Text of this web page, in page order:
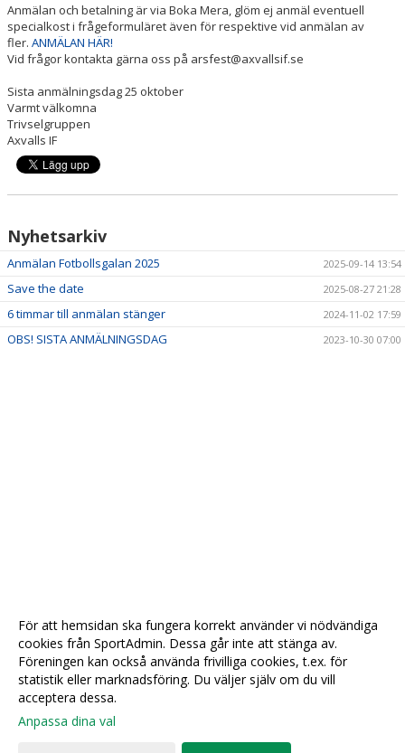
Anmälan och betalning är via Boka Mera, glöm ej anmäl eventuell
specialkost i frågeformuläret även för respektive vid anmälan av
fler. ANMÄLAN HÄR!
Vid frågor kontakta gärna oss på arsfest@axvallsif.se
Sista anmälningsdag 25 oktober
Varmt välkomna
Trivselgruppen
Axvalls IF
Nyhetsarkiv
Anmälan Fotbollsgalan 2025 2025-09-14 13:54
Save the date 2025-08-27 21:28
6 timmar till anmälan stänger 2024-11-02 17:59
OBS! SISTA ANMÄLNINGSDAG 2023-10-30 07:00
För att hemsidan ska fungera korrekt använder vi nödvändiga
cookies från SportAdmin. Dessa går inte att stänga av.
Föreningen kan också använda frivilliga cookies, t.ex. för
statistik eller marknadsföring. Du väljer själv om du vill
acceptera dessa.
Anpassa dina val